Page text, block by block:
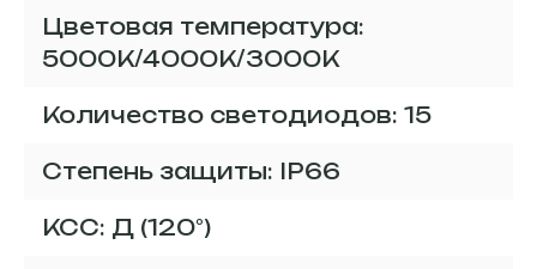
Цветовая температура:
5000К/4000К/3000К
Количество светодиодов: 15
Степень защиты: IP66
КСС: Д (120°)